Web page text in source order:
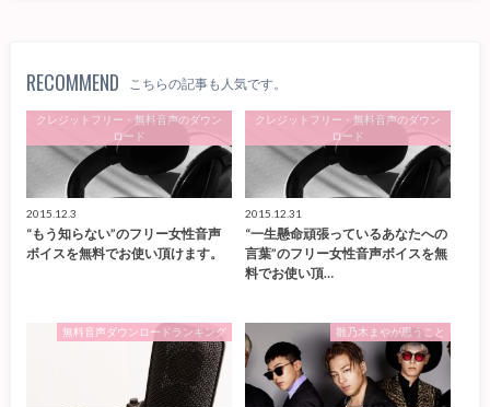
RECOMMEND こちらの記事も人気です。
クレジットフリー・無料音声のダウン
ロード
2015.12.3
“もう知らない”のフリー女性音声
ボイスを無料でお使い頂けます。
クレジットフリー・無料音声のダウン
ロード
2015.12.31
“一生懸命頑張っているあなたへの
言葉”のフリー女性音声ボイスを無
料でお使い頂…
無料音声ダウンロードランキング 雛乃木まやが思うこと